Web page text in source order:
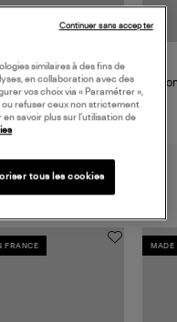
1 290,00 €
VANRYCKE
Massaï Diamants Or
Rose
FRANCE MADE
similaires à des fins de
en collaboration avec des
vos choix via « Paramétrer »,
ou refuser ceux non strictement
savoir plus sur l’utilisation de
tous les cookies
Continuer sans accepter